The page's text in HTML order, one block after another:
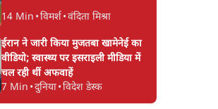
14 Min •विमर्श•वंदिता मिश्रा
ईरान ने जारी किया मुजतबा खामेनेई का
वीडियो; स्वास्थ्य पर इसराइली मीडिया में
चल रही थीं अफवाहें
7 Min •दुनिया•विदेश डेस्क